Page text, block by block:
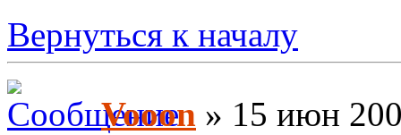
Вернуться к началу
Vooon » 15 июн